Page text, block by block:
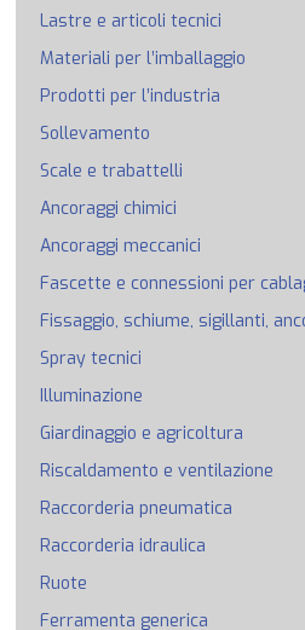
Lastre e articoli tecnici
Materiali per l’imballaggio
Prodotti per l’industria
Sollevamento
Scale e trabattelli
Ancoraggi chimici
Ancoraggi meccanici
Fascette e connessioni per
Fissaggio, schiume, sigillanti,
Spray tecnici
Illuminazione
Giardinaggio e agricoltura
Riscaldamento e ventilazione
Raccorderia pneumatica
Raccorderia idraulica
Ruote
Ferramenta generica